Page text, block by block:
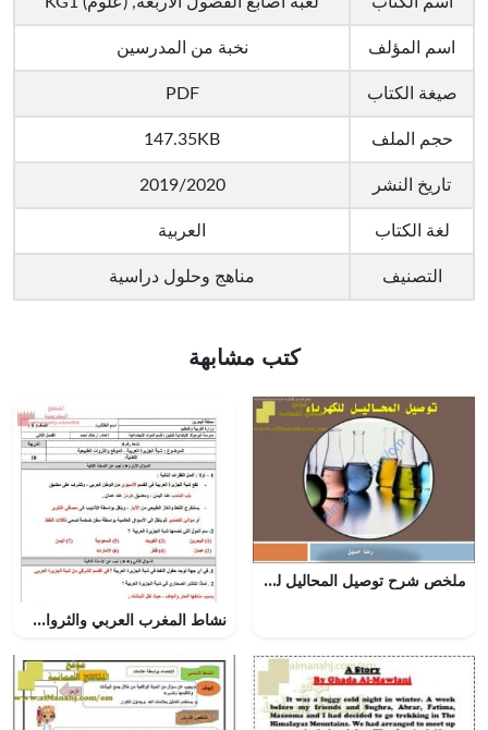
اسم المؤلف نخبة من المدرسين
صيغة الكتاب PDF
حجم الملف 147.35KB
تاريخ النشر 2019/2020
لغة الكتاب العربية
التصنيف مناهج وحلول دراسية
كتب مشابهة
ملخص شرح توصيل المحاليل للكهرباء (كيمياء) الثاني عشر
نشاط المغرب العربي والثروات الطبيعية (المواد الاجتماعية) الخامس